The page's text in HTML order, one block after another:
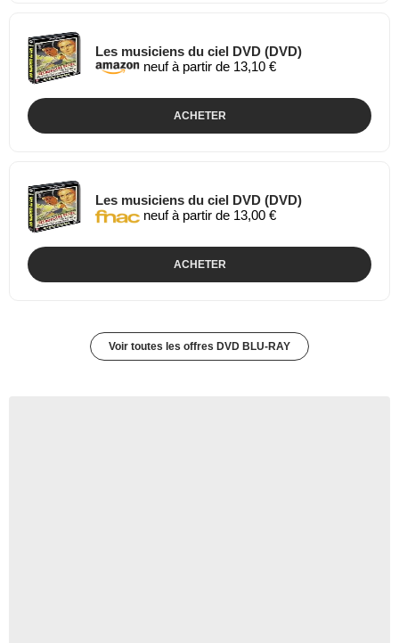
Les musiciens du ciel DVD (DVD)
neuf à partir de 13,10 €
ACHETER
Les musiciens du ciel DVD (DVD)
neuf à partir de 13,00 €
ACHETER
Voir toutes les offres DVD BLU-RAY